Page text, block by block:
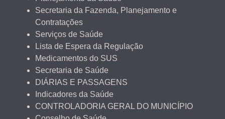
Secretaria da Fazenda, Planejamento e
Contratações
Serviços de Saúde
Lista de Espera da Regulação
Medicamentos do SUS
Secretaria de Saúde
DIÁRIAS E PASSAGENS
Indicadores da Saúde
CONTROLADORIA GERAL DO MUNICÍPIO